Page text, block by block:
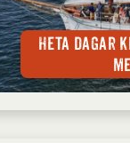
Heta dagar